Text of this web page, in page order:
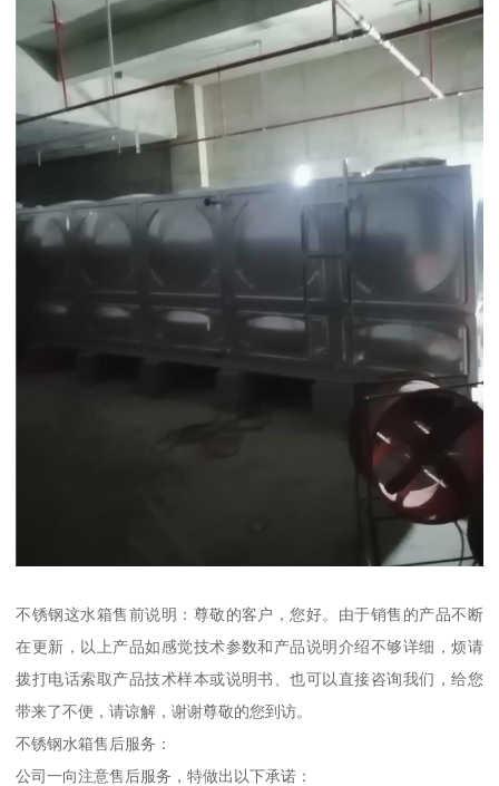
不锈钢这水箱售前说明：尊敬的客户，您好。由于销售的产品不断
在更新，以上产品如感觉技术参数和产品说明介绍不够详细，烦请
拨打电话索取产品技术样本或说明书、也可以直接咨询我们，给您
带来了不便，请谅解，谢谢尊敬的您到访。
不锈钢水箱售后服务：
公司一向注意售后服务，特做出以下承诺：